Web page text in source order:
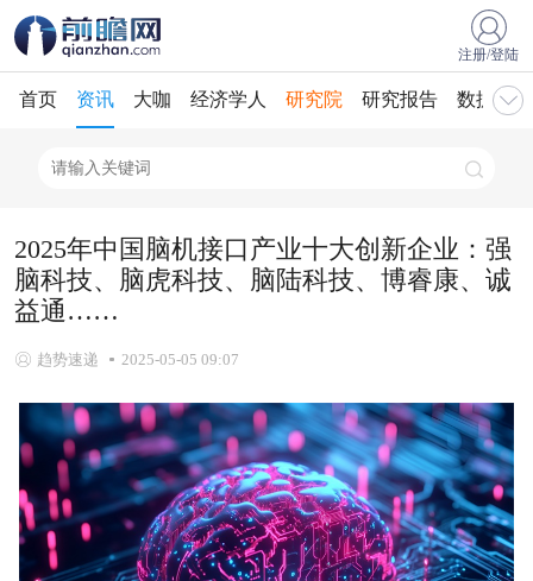
注册/登陆
首页 资讯 大咖 经济学人 研究院 研究报告 数据库
2025年中国脑机接口产业十大创新企业：强
脑科技、脑虎科技、脑陆科技、博睿康、诚
益通……
趋势速递 2025-05-05 09:07